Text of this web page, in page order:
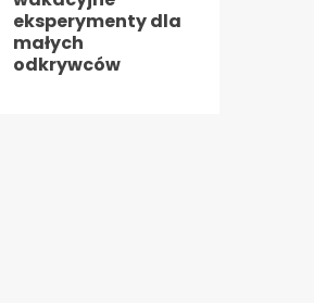
eksperymenty dla
małych
odkrywców